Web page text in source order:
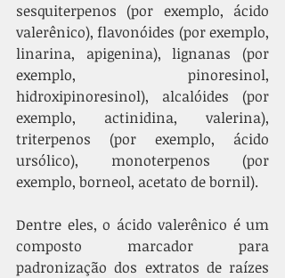
sesquiterpenos (por exemplo, ácido
valerênico), flavonóides (por exemplo,
linarina, apigenina), lignanas (por
exemplo, pinoresinol,
hidroxipinoresinol), alcalóides (por
exemplo, actinidina, valerina),
triterpenos (por exemplo, ácido
ursólico), monoterpenos (por
exemplo, borneol, acetato de bornil).
Dentre eles, o ácido valerênico é um
composto marcador para
padronização dos extratos de raízes